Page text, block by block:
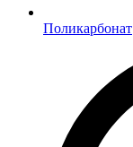
Поликарбонат